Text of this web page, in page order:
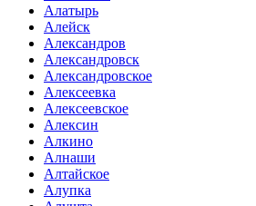
Алатырь
Алейск
Александров
Александровск
Александровское
Алексеевка
Алексеевское
Алексин
Алкино
Алнаши
Алтайское
Алупка